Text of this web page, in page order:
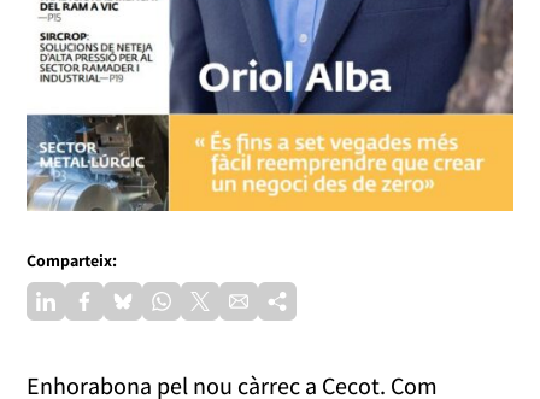
Comparteix:
Enhorabona pel nou càrrec a Cecot. Com